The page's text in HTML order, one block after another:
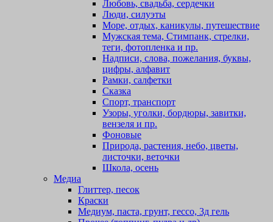
Любовь, свадьба, сердечки
Люди, силуэты
Море, отдых, каникулы, путешествие
Мужская тема, Стимпанк, стрелки,
теги, фотопленка и пр.
Надписи, слова, пожелания, буквы,
цифры, алфавит
Рамки, салфетки
Сказка
Спорт, транспорт
Узоры, уголки, бордюры, завитки,
вензеля и пр.
Фоновые
Природа, растения, небо, цветы,
листочки, веточки
Школа, осень
Медиа
Глиттер, песок
Краски
Медиум, паста, грунт, гессо, 3д гель